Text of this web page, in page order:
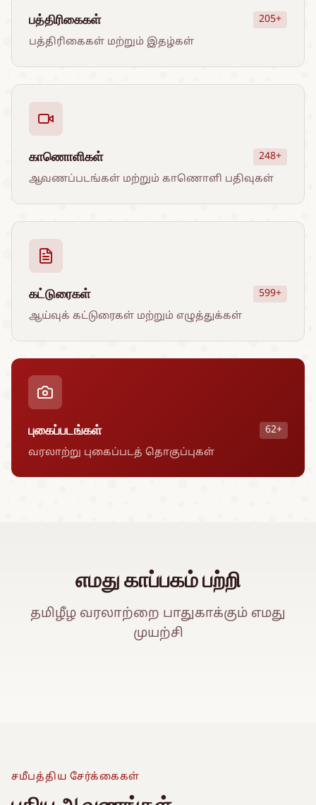
பத்திரிகைகள்
205+
பத்திரிகைகள் மற்றும் இதழ்கள்
காணொளிகள்
248+
ஆவணப்படங்கள் மற்றும் காணொளி பதிவுகள்
கட்டுரைகள்
599+
ஆய்வுக் கட்டுரைகள் மற்றும் எழுத்துக்கள்
புகைப்படங்கள்
62+
வரலாற்று புகைப்படத் தொகுப்புகள்
எமது காப்பகம் பற்றி
தமிழீழ வரலாற்றை பாதுகாக்கும் எமது
முயற்சி
Watch Promo Video
சமீபத்திய சேர்க்கைகள்